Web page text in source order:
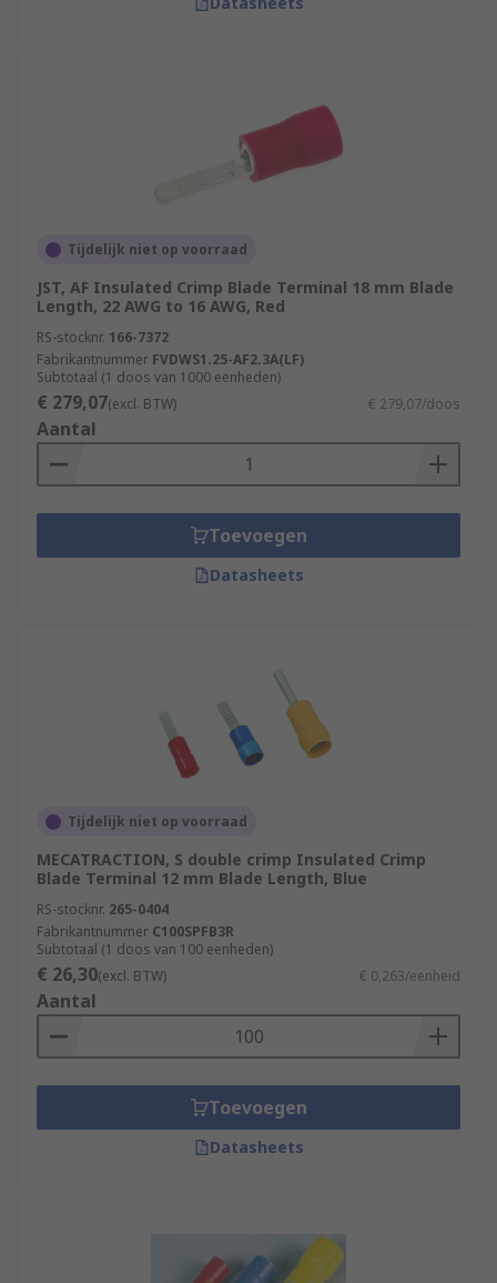
Tijdelijk niet op voorraad
JST, AF Insulated Crimp Blade Terminal 18 mm Blade
Length, 22 AWG to 16 AWG, Red
RS-stocknr. 166-7372
Fabrikantnummer FVDWS1.25-AF2.3A(LF)
Subtotaal (1 doos van 1000 eenheden)
€ 279,07(excl. BTW) € 279,07/doos
Aantal
Toevoegen
Datasheets
Tijdelijk niet op voorraad
MECATRACTION, S double crimp Insulated Crimp
Blade Terminal 12 mm Blade Length, Blue
RS-stocknr. 265-0404
Fabrikantnummer C100SPFB3R
Subtotaal (1 doos van 100 eenheden)
€ 26,30(excl. BTW) € 0,263/eenheid
Aantal
Toevoegen
Datasheets